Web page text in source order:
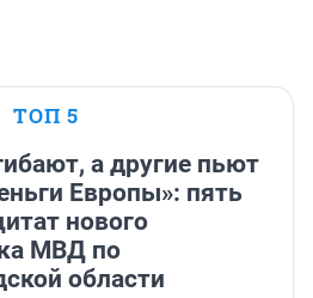
ТОП 5
а другие пьют
Европы»: пять
нового
МВД по
области